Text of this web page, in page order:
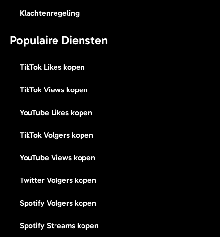
Klachtenregeling
Populaire Diensten
TikTok Likes kopen
TikTok Views kopen
YouTube Likes kopen
TikTok Volgers kopen
YouTube Views kopen
Twitter Volgers kopen
Spotify Volgers kopen
Spotify Streams kopen